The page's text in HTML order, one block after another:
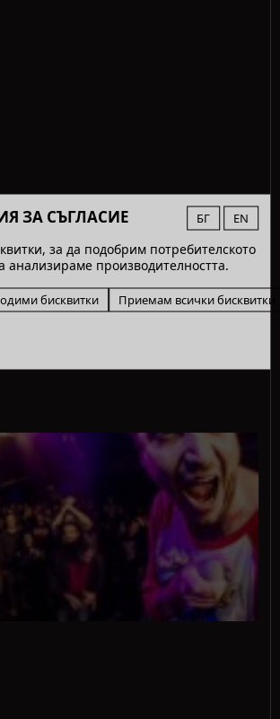
ЗА СЪГЛАСИЕ БГ EN
за да подобрим потребителското
анализираме производителността.
бисквитки Приемам всички бисквитки